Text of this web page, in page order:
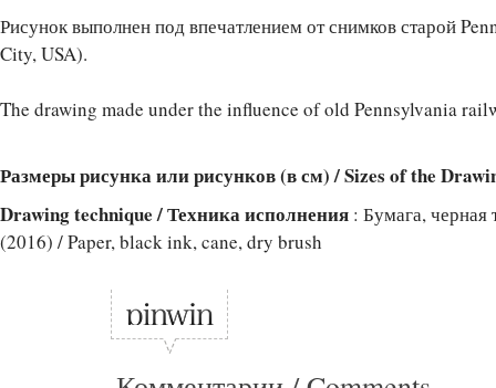
Рисунок выполнен под впечатлением от снимков старой
City, USA).
The drawing made under the influence of old Pennsylvania
Размеры рисунка или рисунков (в см) / Sizes of the
Drawing technique / Техника исполнения : Бумага, черная
(2016) / Paper, black ink, cane, dry brush